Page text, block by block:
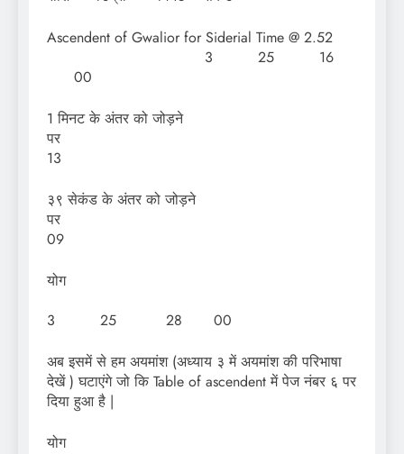
Ascendent of Gwalior for Siderial Time @ 2.52
3 25 16
00
1 मिनट के अंतर को जोड़ने
13
३९ सेकंड के अंतर को जोड़ने
09
योग
3 25 28 00
अब इसमें से हम अयमांश (अध्याय ३ में अयमांश की परिभाषा
देखें ) घटाएंगे जो कि Table of ascendent में पेज नंबर ६ पर
दिया हुआ है |
योग